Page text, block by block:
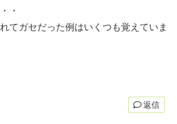
・
てガセだった例はいくつも覚えていま
返信